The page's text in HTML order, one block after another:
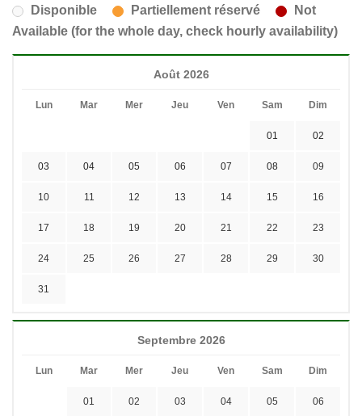
Disponible Partiellement réservé
Not
Available (for the whole day, check hourly availability)
Août 2026
Lun Mar Mer Jeu Ven Sam Dim
01 02
03 04 05 06 07 08 09
10 11 12 13 14 15 16
17 18 19 20 21 22 23
24 25 26 27 28 29 30
31
Septembre 2026
Lun Mar Mer Jeu Ven Sam Dim
01 02 03 04 05 06